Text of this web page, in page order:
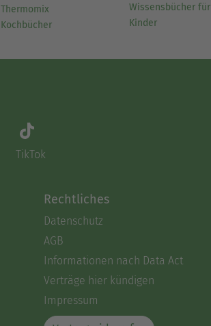
Thermomix
Kochbücher
Wissensbücher für
Kinder
TikTok
Rechtliches
Datenschutz
AGB
Informationen nach Data Act
Verträge hier kündigen
Impressum